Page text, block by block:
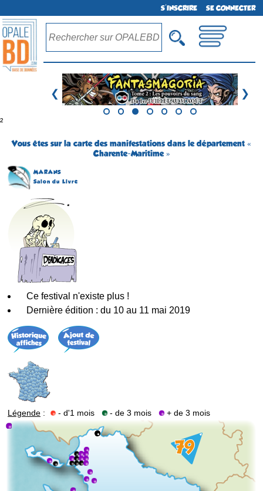
S'INSCRIRE SE CONNECTER
❮ ❯
²
Vous êtes sur la carte des manifestations dans le département «
Charente-Maritime »
MARANS
Salon du Livre
Ce festival n'existe plus !
Dernière édition : du 10 au 11 mai 2019
Légende : - d'1 mois - de 3 mois + de 3 mois